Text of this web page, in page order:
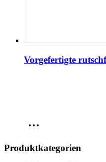
Vorgefertigte
Produktkategorien